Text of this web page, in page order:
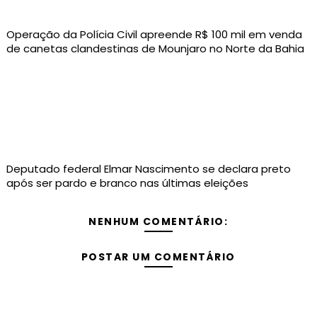
Operação da Polícia Civil apreende R$ 100 mil em venda
de canetas clandestinas de Mounjaro no Norte da Bahia
Deputado federal Elmar Nascimento se declara preto
após ser pardo e branco nas últimas eleições
NENHUM COMENTÁRIO:
POSTAR UM COMENTÁRIO